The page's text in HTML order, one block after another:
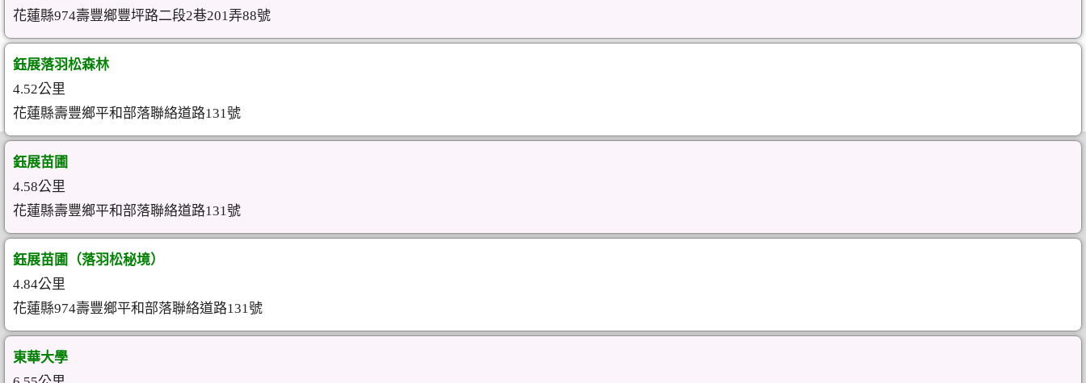
花蓮縣974壽豐鄉豐坪路二段2巷201弄88號
鈺展落羽松森林
4.52公里
花蓮縣壽豐鄉平和部落聯絡道路131號
鈺展苗圃
4.58公里
花蓮縣壽豐鄉平和部落聯絡道路131號
鈺展苗圃（落羽松秘境）
4.84公里
花蓮縣974壽豐鄉平和部落聯絡道路131號
東華大學